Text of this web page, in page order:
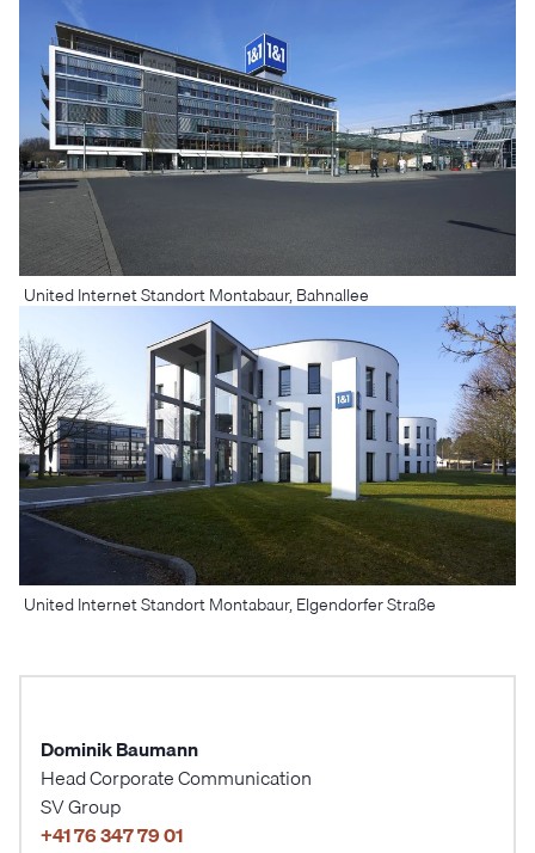
United Internet Standort Montabaur, Bahnallee
United Internet Standort Montabaur, Elgendorfer Straße
Dominik Baumann
Head Corporate Communication
SV Group
+41 76 347 79 01